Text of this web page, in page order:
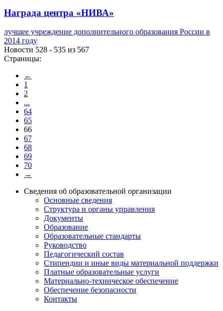
Награда центра «НИВА»
лучшее учреждение дополнительного образования России в
2014 году
Новости 528 - 535 из 567
Страницы:
←
1
2
...
64
65
66
67
68
69
70
→
Сведения об образовательной организации
Основные сведения
Структура и органы управления
Документы
Образование
Образовательные стандарты
Руководство
Педагогический состав
Стипендии и иные виды материальной поддержки
Платные образовательные услуги
Материально-техническое обеспечение
Обеспечение безопасности
Контакты